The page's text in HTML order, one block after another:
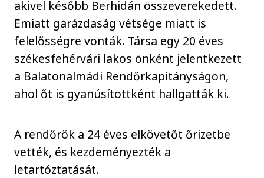
akivel később Berhidán összeverekedett.
Emiatt garázdaság vétsége miatt is
felelősségre vonták. Társa egy 20 éves
székesfehérvári lakos önként jelentkezett
a Balatonalmádi Rendőrkapitányságon,
ahol őt is gyanúsítottként hallgatták ki.
A rendőrök a 24 éves elkövetőt őrizetbe
vették, és kezdeményezték a
letartóztatását.